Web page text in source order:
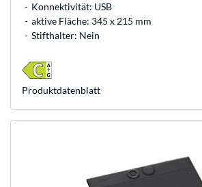
Konnektivität: USB
aktive Fläche: 345 x 215 mm
Stifthalter: Nein
Produkt­datenblatt